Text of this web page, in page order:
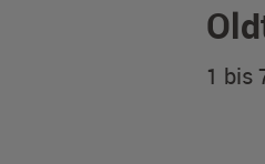
1 bis